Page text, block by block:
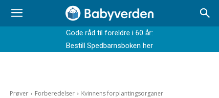
Gode råd til foreldre i 60 år:
Bestill Spedbarnsboken her
Prøver Forberedelser Kvinnens forplantingsorganer